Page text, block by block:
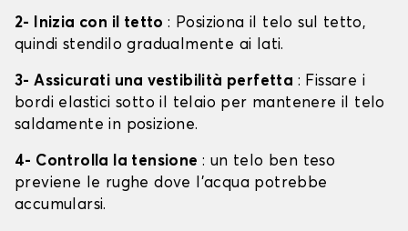
2- Inizia con il tetto: Posiziona il telo sul tetto,
quindi stendilo gradualmente ai lati.
3- Assicurati una vestibilità perfetta : Fissare i
bordi elastici sotto il telaio per mantenere il telo
saldamente in posizione.
4- Controlla la tensione : un telo ben teso
previene le rughe dove l'acqua potrebbe
accumularsi.